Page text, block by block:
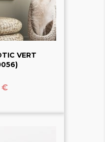
VERT
€